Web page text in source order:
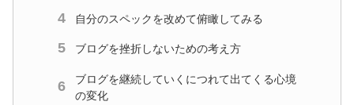
自分のスペックを改めて俯瞰してみる
ブログを挫折しないための考え方
ブログを継続していくにつれて出てくる心境
の変化